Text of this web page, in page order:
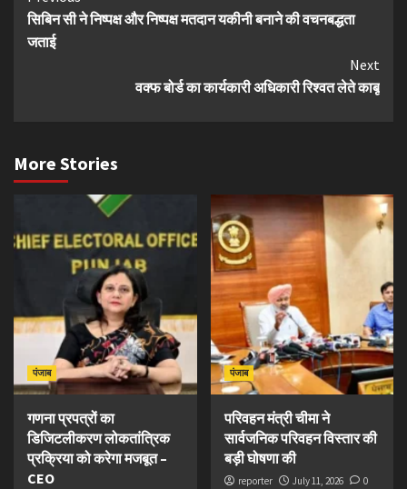
Reading
सिबिन सी ने निष्पक्ष और निष्पक्ष मतदान यकीनी बनाने की वचनबद्धता
जताई
Next
वक्फ बोर्ड का कार्यकारी अधिकारी रिश्वत लेते काबू
More Stories
पंजाब
गणना प्रपत्रों का
डिजिटलीकरण लोकतांत्रिक
प्रक्रिया को करेगा मजबूत –
CEO
पंजाब
परिवहन मंत्री चीमा ने
सार्वजनिक परिवहन विस्तार की
बड़ी घोषणा की
reporter July 11, 2026 0